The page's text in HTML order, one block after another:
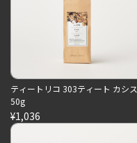
ティートリコ 303ティート カシス
50g
¥1,036